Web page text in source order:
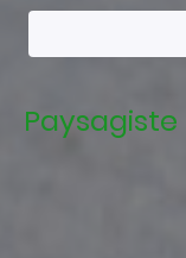
Paysagiste